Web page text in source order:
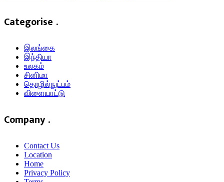
Categorise .
இலங்கை
இந்தியா
உலகம்
சினிமா
தொழில்நுட்பம்
விளையாட்டு
Company .
Contact Us
Location
Home
Privacy Policy